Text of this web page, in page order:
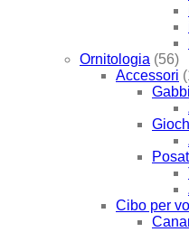
Ornitologia (56)
Accessori
Cibo per